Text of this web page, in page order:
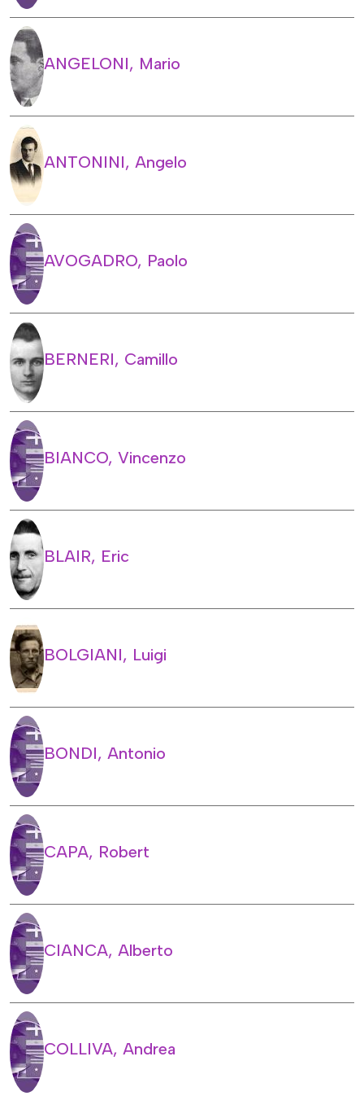
ANGELONI, Mario
ANTONINI, Angelo
AVOGADRO, Paolo
BERNERI, Camillo
BIANCO, Vincenzo
BLAIR, Eric
BOLGIANI, Luigi
BONDI, Antonio
CAPA, Robert
CIANCA, Alberto
COLLIVA, Andrea